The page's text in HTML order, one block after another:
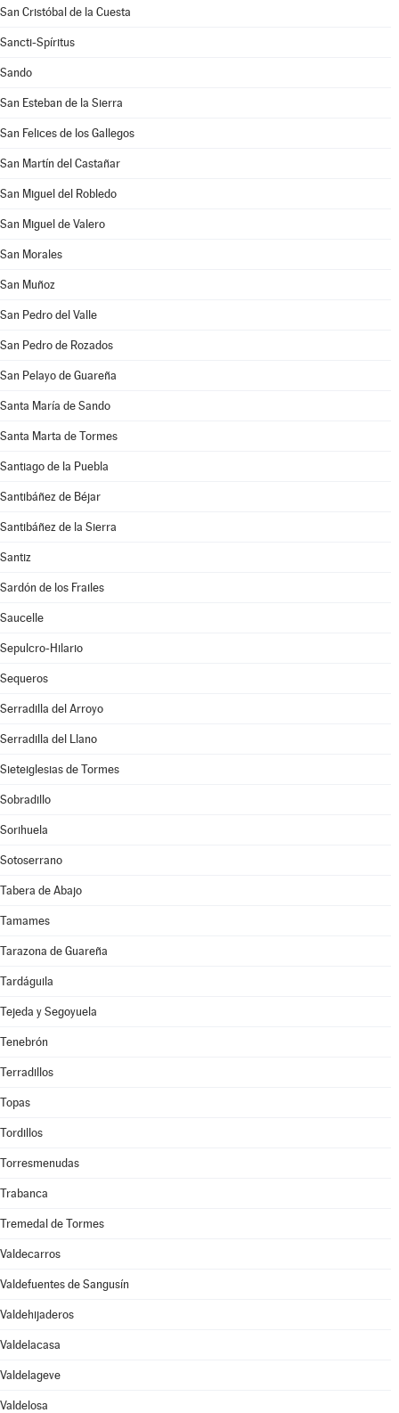
San Cristóbal de la Cuesta
Sancti-Spíritus
Sando
San Esteban de la Sierra
San Felices de los Gallegos
San Martín del Castañar
San Miguel del Robledo
San Miguel de Valero
San Morales
San Muñoz
San Pedro del Valle
San Pedro de Rozados
San Pelayo de Guareña
Santa María de Sando
Santa Marta de Tormes
Santiago de la Puebla
Santibáñez de Béjar
Santibáñez de la Sierra
Santiz
Sardón de los Frailes
Saucelle
Sepulcro-Hilario
Sequeros
Serradilla del Arroyo
Serradilla del Llano
Sieteiglesias de Tormes
Sobradillo
Sorihuela
Sotoserrano
Tabera de Abajo
Tamames
Tarazona de Guareña
Tardáguila
Tejeda y Segoyuela
Tenebrón
Terradillos
Topas
Tordillos
Torresmenudas
Trabanca
Tremedal de Tormes
Valdecarros
Valdefuentes de Sangusín
Valdehijaderos
Valdelacasa
Valdelageve
Valdelosa